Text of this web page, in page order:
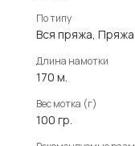
По типу
Вся пряжа, Пряжа
Длина намотки
170 м.
Вес мотка (г)
100 гр.